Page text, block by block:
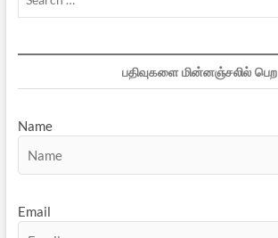
பதிவுகளை மின்னஞ்சலில் பெற
Name
Email